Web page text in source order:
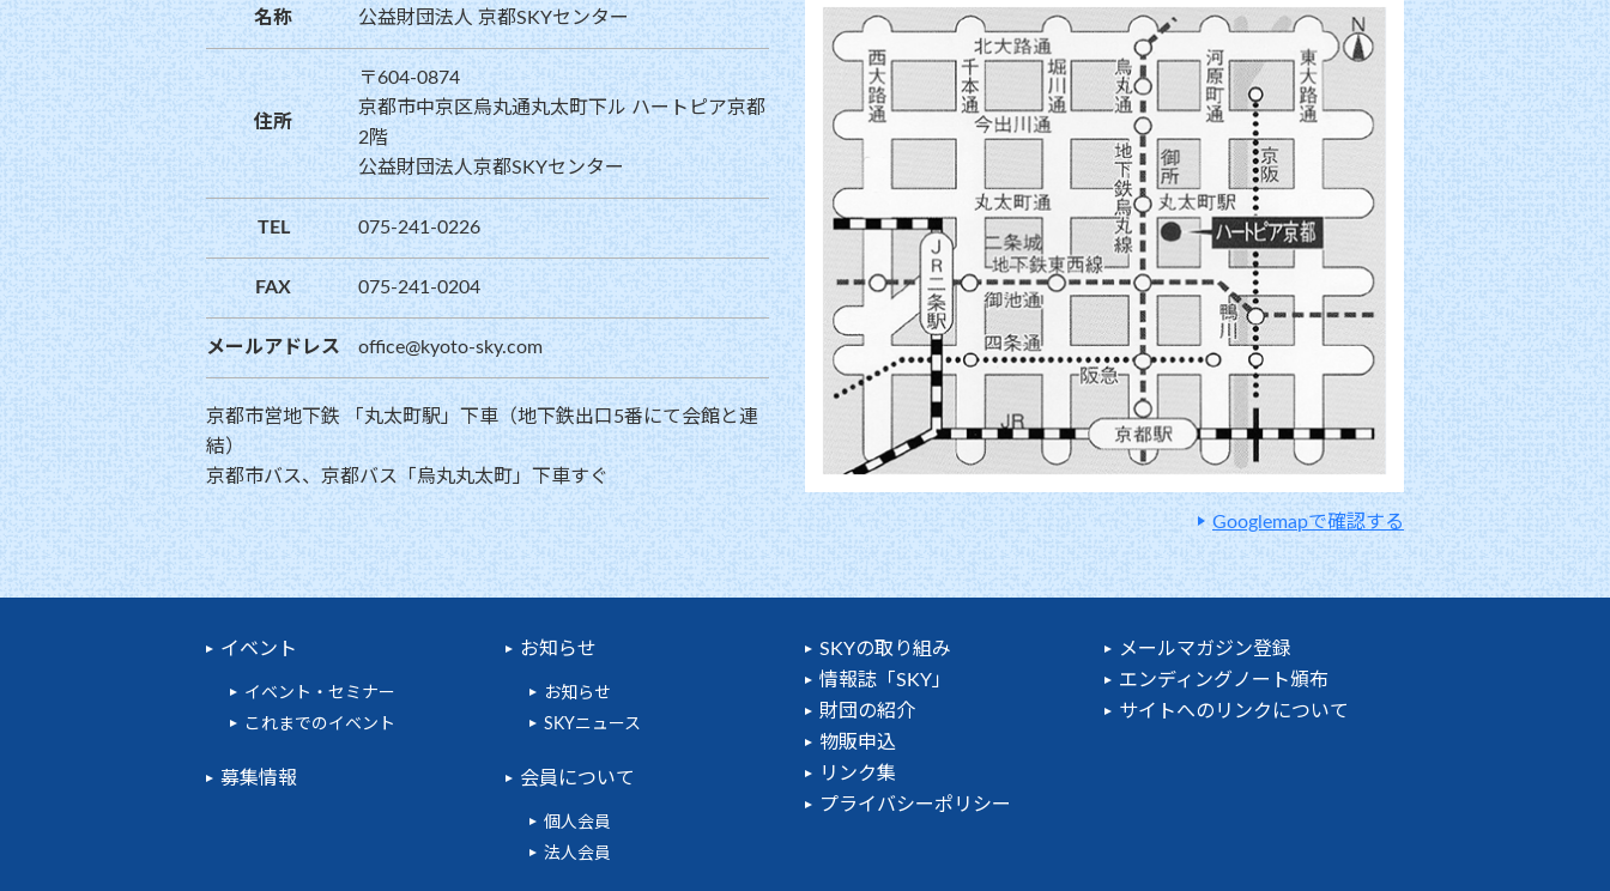
名称 公益財団法人 京都SKYセンター
住所
〒604-0874
京都市中京区烏丸通丸太町下ル ハートピア京都
2階
公益財団法人京都SKYセンター
TEL 075-241-0226
FAX 075-241-0204
メールアドレス office@kyoto-sky.com
京都市営地下鉄 「丸太町駅」下車（地下鉄出口5番にて会館と連
結）
京都市バス、京都バス「烏丸丸太町」下車すぐ
Googlemapで確認する
イベント
イベント・セミナー
これまでのイベント
募集情報
お知らせ
お知らせ
SKYニュース
会員について
個人会員
法人会員
SKYの取り組み
情報誌「SKY」
財団の紹介
物販申込
リンク集
プライバシーポリシー
メールマガジン登録
エンディングノート頒布
サイトへのリンクについて